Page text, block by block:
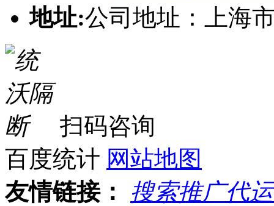
地址:公司地址：上海
扫码咨询
百度统计 网站地图
友情链接：
搜索推广代